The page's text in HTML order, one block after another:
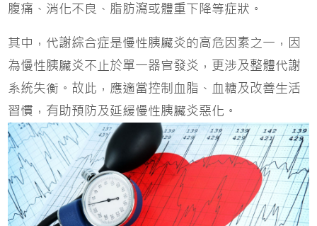
腹痛、消化不良、脂肪瀉或體重下降等症狀。
其中，代謝綜合症是慢性胰臟炎的高危因素之一，因
為慢性胰臟炎不止於單一器官發炎，更涉及整體代謝
系統失衡。故此，應適當控制血脂、血糖及改善生活
習慣，有助預防及延緩慢性胰臟炎惡化。